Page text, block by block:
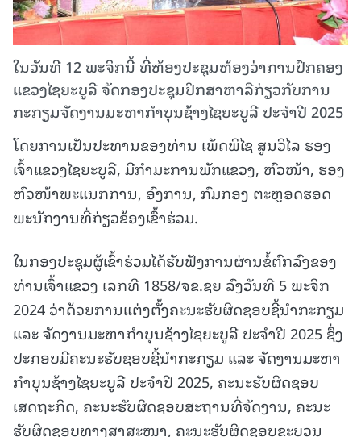
ໃນວັນທີ 12 ພະຈິກນີ້ ທີ່ຫ້ອງປະຊຸມຫ້ອງວ່າການປົກຄອງ
ແຂວງໄຊຍະບູລີ ຈັດກອງປະຊຸມປຶກສາຫາລືກ່ຽວກັບການ
ກະກຽມຈັດງານມະຫາກໍາບຸນຊ້າງໄຊຍະບູລີ ປະຈໍາປີ 2025
ໂດຍການເປັນປະທານຂອງທ່ານ ເພັດພິໄຊ ສູນວິໄລ ຮອງ
ເຈົ້າແຂວງໄຊຍະບູລີ, ມີກໍາມະການພັກແຂວງ, ຫົວໜ້າ, ຮອງ
ຫົວໜ້າພະແນກການ, ອົງການ, ກົມກອງ ຕະຫຼອດຮອດ
ພະນັກງານທີ່ກ່ຽວຂ້ອງເຂົ້າຮ່ວມ.
ໃນກອງປະຊຸມຜູ້ເຂົ້າຮ່ວມໄດ້ຮັບຟັງການຜ່ານຂໍ້ຕົກລົງຂອງ
ທ່ານເຈົ້າແຂວງ ເລກທີ 1858/ຈຂ.ຊຍ ລົງວັນທີ 5 ພະຈິກ
2024 ວ່າດ້ວຍການແຕ່ງຕັ້ງຄະນະຮັບຜິດຊອບຊີ້ນໍາກະກຽມ
ແລະ ຈັດງານມະຫາກໍາບຸນຊ້າງໄຊຍະບູລີ ປະຈໍາປີ 2025 ຊຶ່ງ
ປະກອບມີຄະນະຮັບຊອບຊີ້ນໍາກະກຽມ ແລະ ຈັດງານມະຫາ
ກໍາບຸນຊ້າງໄຊຍະບູລີ ປະຈໍາປີ 2025, ຄະນະຮັບຜິດຊອບ
ເສດຖະກິດ, ຄະນະຮັບຜິດຊອບສະຖານທີ່ຈັດງານ, ຄະນະ
ຮັບຜິດຊອບທາງສາສະໜາ, ຄະນະຮັບຜິດຊອບຂະບວນ